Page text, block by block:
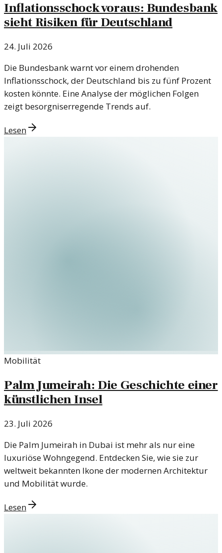
Inflationsschock voraus: Bundesbank
sieht Risiken für Deutschland
24. Juli 2026
Die Bundesbank warnt vor einem drohenden
Inflationsschock, der Deutschland bis zu fünf Prozent
kosten könnte. Eine Analyse der möglichen Folgen
zeigt besorgniserregende Trends auf.
Lesen
Mobilität
Palm Jumeirah: Die Geschichte einer
künstlichen Insel
23. Juli 2026
Die Palm Jumeirah in Dubai ist mehr als nur eine
luxuriöse Wohngegend. Entdecken Sie, wie sie zur
weltweit bekannten Ikone der modernen Architektur
und Mobilität wurde.
Lesen